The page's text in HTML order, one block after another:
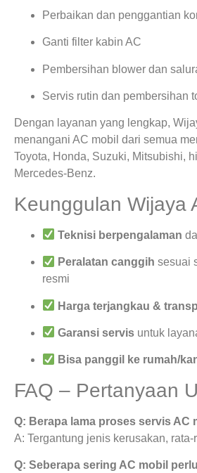
Perbaikan dan penggantian
Ganti filter kabin AC
Pembersihan blower dan
Servis rutin dan pembersihan
Dengan layanan yang lengkap,
menangani AC mobil dari semua
Toyota, Honda, Suzuki, Mitsubishi,
Mercedes-Benz.
Keunggulan Wijaya
Teknisi berpengalaman
Peralatan canggih sesuai
resmi
Harga terjangkau &
Garansi servis untuk
Bisa panggil ke rumah/
FAQ – Pertanyaan
Q: Berapa lama proses servis AC
A: Tergantung jenis kerusakan, rata-
Q: Seberapa sering AC mobil